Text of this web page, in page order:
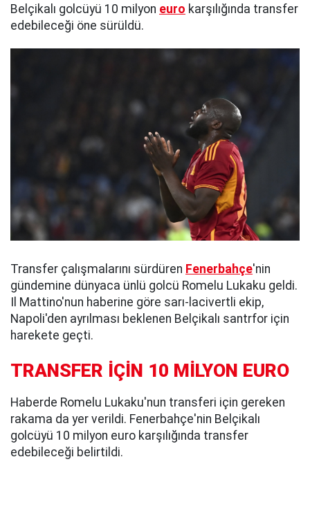
Belçikalı golcüyü 10 milyon euro karşılığında transfer
edebileceği öne sürüldü.
Transfer çalışmalarını sürdüren Fenerbahçe'nin
gündemine dünyaca ünlü golcü Romelu Lukaku geldi.
Il Mattino'nun haberine göre sarı-lacivertli ekip,
Napoli'den ayrılması beklenen Belçikalı santrfor için
harekete geçti.
TRANSFER İÇİN 10 MİLYON EURO
Haberde Romelu Lukaku'nun transferi için gereken
rakama da yer verildi. Fenerbahçe'nin Belçikalı
golcüyü 10 milyon euro karşılığında transfer
edebileceği belirtildi.